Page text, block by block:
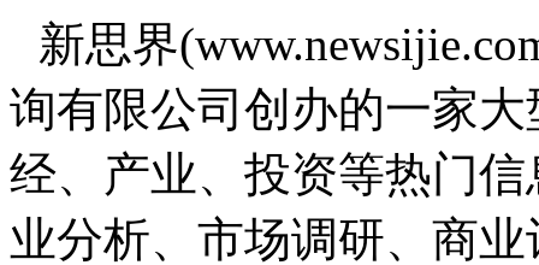
新思界
询有限公司创办的一家
经、产业、投资等热门
业分析、市场调研、商